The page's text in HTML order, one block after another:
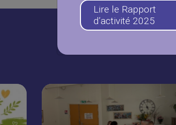
Lire le Rapport
d’activité 2025